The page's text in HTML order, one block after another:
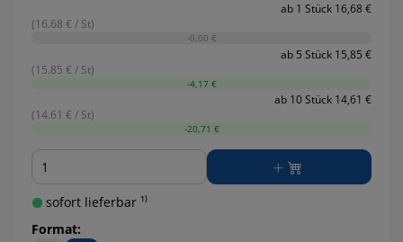
ab 1 Stück 16,68 €
(16.68 € / St)
-0,00 €
ab 5 Stück 15,85 €
(15.85 € / St)
-4,17 €
ab 10 Stück 14,61 €
(14.61 € / St)
-20,71 €
Menge
sofort lieferbar ¹⁾
Format: